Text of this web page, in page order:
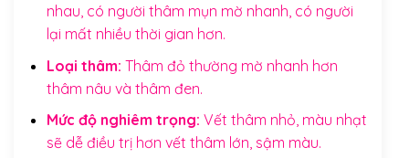
nhau, có người thâm mụn mờ nhanh, có người
lại mất nhiều thời gian hơn.
Loại thâm: Thâm đỏ thường mờ nhanh hơn
thâm nâu và thâm đen.
Mức độ nghiêm trọng: Vết thâm nhỏ, màu nhạt
sẽ dễ điều trị hơn vết thâm lớn, sậm màu.